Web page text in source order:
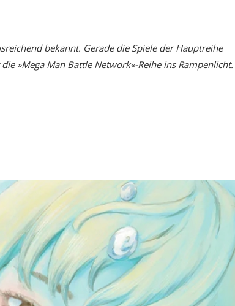
bekannt. Gerade die Spiele der Hauptreihe
»Mega Man Battle Network«-Reihe ins Rampenlicht.